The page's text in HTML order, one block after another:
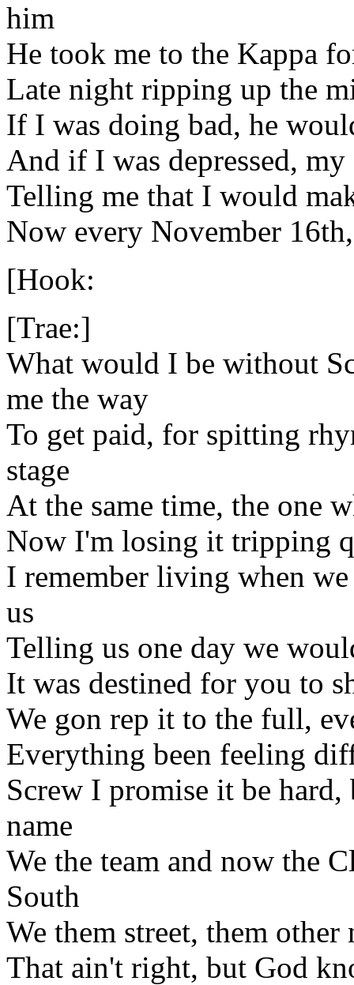
him
He took me to the Kappa
Late night ripping up the
If I was doing bad, he
And if I was depressed,
Telling me that I would
Now every November
[Hook:
[Trae:]
What would I be without
me the way
To get paid, for spitting
stage
At the same time, the one
Now I'm losing it tripping
I remember living when
us
Telling us one day we
It was destined for you to
We gon rep it to the full,
Everything been feeling
Screw I promise it be
name
We the team and now the
South
We them street, them
That ain't right, but God